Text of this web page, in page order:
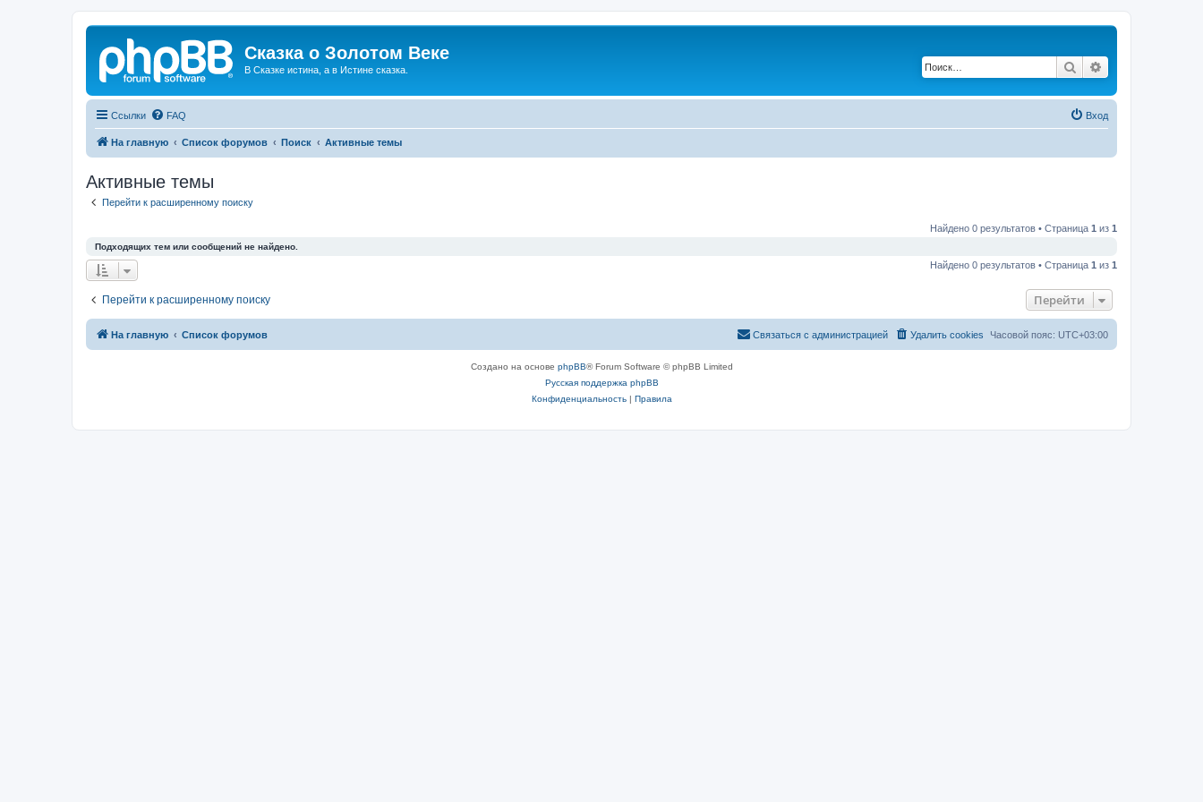
Сказка о Золотом Веке
В Сказке истина, а в Истине сказка. Поиск
Ссылки FAQ Вход
На главную Список форумов Поиск Активные темы
Активные темы
Перейти к расширенному поиску
Найдено 0 результатов • Страница 1 из 1
Подходящих тем или сообщений не найдено.
Найдено 0 результатов • Страница 1 из 1
Перейти к расширенному поиску Перейти
На главную Список форумов Часовой пояс: UTC+03:00
Удалить cookies
Связаться с администрацией
Создано на основе phpBB® Forum Software © phpBB Limited
Русская поддержка phpBB
Конфиденциальность| Правила